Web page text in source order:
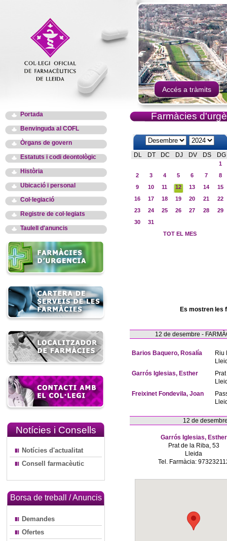
Accés a tràmits
Portada
Benvinguda al COFL
Òrgans de govern
Estatuts i codi deontològic
Història
Ubicació i personal
Col·legiació
Registre de col·legiats
Taulell d'anuncis
Notícies i Consells
Notícies d'actualitat
Consell farmacèutic
Borsa de treball / Anuncis
Demandes
Ofertes
Farmàcies
DL DT DC DJ DV DS DG
1
2
3 4 5 6 7
8
9
10 11 12 13 14
15
16
17 18 19 20 21
22
23
24 25 26 27 28
29
30
31
TOT EL MES
Es mostren les
12 de desembre -
Barios Baquero, Rosalía
Riu
Garrós Iglesias, Esther
Freixinet Fondevila, Joan
12 de
Garrós Iglesias, Esther
Prat de la Riba, 53
Lleida
Tel. Farmàcia: